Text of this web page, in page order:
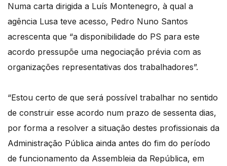
Numa carta dirigida a Luís Montenegro, à qual a
agência Lusa teve acesso, Pedro Nuno Santos
acrescenta que “a disponibilidade do PS para este
acordo pressupõe uma negociação prévia com as
organizações representativas dos trabalhadores”.
“Estou certo de que será possível trabalhar no sentido
de construir esse acordo num prazo de sessenta dias,
por forma a resolver a situação destes profissionais da
Administração Pública ainda antes do fim do período
de funcionamento da Assembleia da República, em